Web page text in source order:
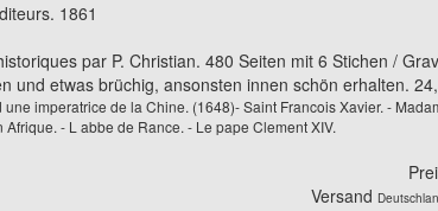
1861
par P. Christian. 480 Seiten mit 6 Stichen /
und etwas brüchig, ansonsten innen schön erhalten.
imperatrice de la Chine. (1648)- Saint Francois Xavier. -
- L abbe de Rance. - Le pape Clement XIV.
Versand